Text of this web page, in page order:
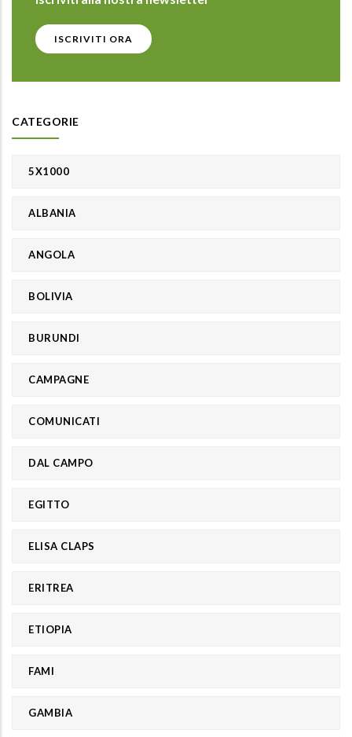
ISCRIVITI ORA
CATEGORIE
5X1000
ALBANIA
ANGOLA
BOLIVIA
BURUNDI
CAMPAGNE
COMUNICATI
DAL CAMPO
EGITTO
ELISA CLAPS
ERITREA
ETIOPIA
FAMI
GAMBIA